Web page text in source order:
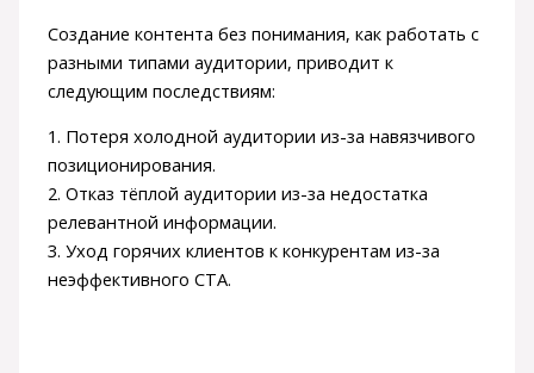
Создание контента без понимания, как работать с
разными типами аудитории, приводит к
следующим последствиям:
1. Потеря холодной аудитории из-за навязчивого
позиционирования.
2. Отказ тёплой аудитории из-за недостатка
релевантной информации.
3. Уход горячих клиентов к конкурентам из-за
неэффективного CTA.